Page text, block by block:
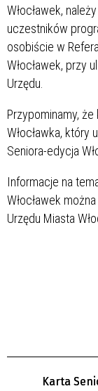
Włocławek,
uczestników
osobiście w
Włocławek, przy
Urzędu.
Przypominamy,
Włocławka, który
Seniora-edycja
Informacje na
Włocławek
Urzędu Miasta
Karta